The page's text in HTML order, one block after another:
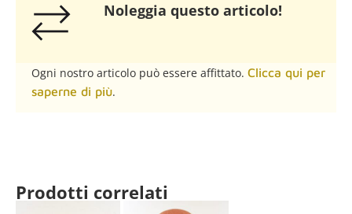
Noleggia questo articolo!​
Ogni nostro articolo può essere affittato. Clicca qui per
saperne di più.
Prodotti correlati